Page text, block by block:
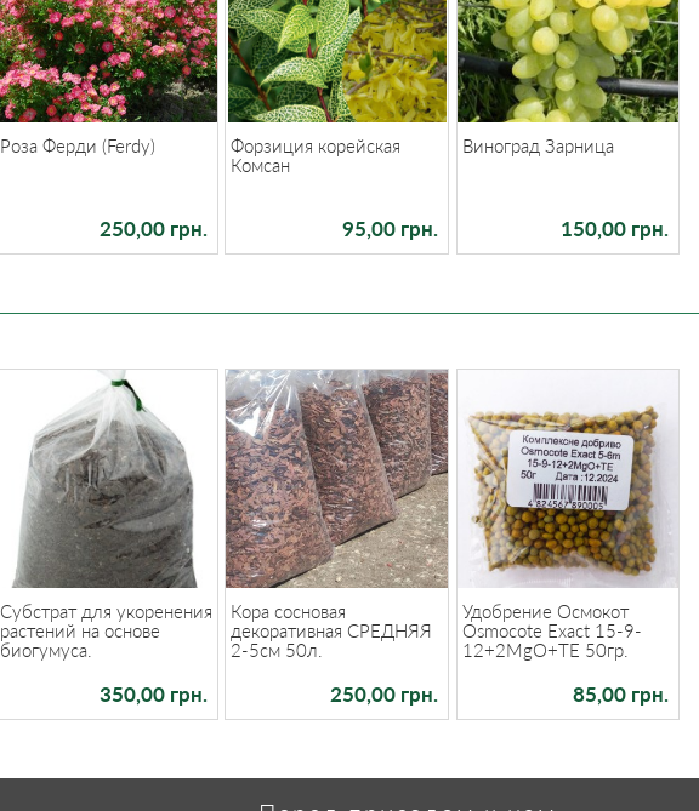
Роза Ферди (Ferdy)
250,00 грн.
Форзиция корейская
Комсан
95,00 грн.
Виноград Зарница
150,00 грн.
Субстрат для укоренения
растений на основе
биогумуса.
350,00 грн.
Кора сосновая
декоративная СРЕДНЯЯ
2-5см 50л.
250,00 грн.
Удобрение Осмокот
Osmocote Exact 15-9-
12+2MgO+TE 50гр.
85,00 грн.